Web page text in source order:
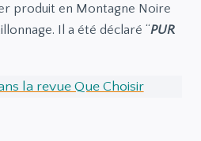
produit en Montagne Noire
Il a été déclaré “PUR
la revue Que Choisir